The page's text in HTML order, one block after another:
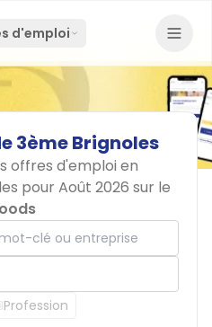
d'emploi
3èmeBrignoles
offres d'emploi en
pour Août 2026 sur le
clé ou entreprise
Profession